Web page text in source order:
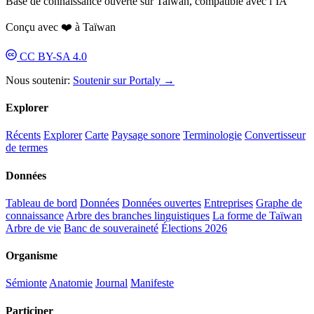
Conçu avec ❤️ à Taïwan
CC BY-SA 4.0
Nous soutenir: Soutenir sur Portaly →
Explorer
Récents Explorer Carte Paysage sonore Terminologie Convertisseur
de termes
Données
Tableau de bord Données Données ouvertes Entreprises Graphe de
connaissance Arbre des branches linguistiques La forme de Taïwan
Arbre de vie Banc de souveraineté Élections 2026
Organisme
SémionteAnatomie Journal Manifeste
Participer